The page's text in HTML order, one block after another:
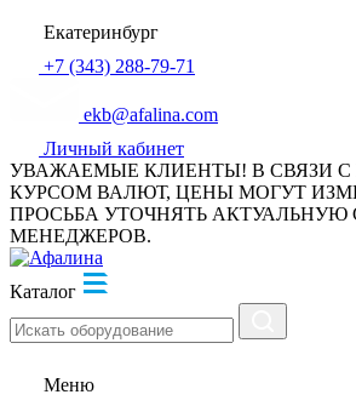
Екатеринбург
+7 (343) 288-79-71
ekb@afalina.com
Личный кабинет
УВАЖАЕМЫЕ КЛИЕНТЫ! В СВЯЗИ
КУРСОМ ВАЛЮТ, ЦЕНЫ МОГУТ
ПРОСЬБА УТОЧНЯТЬ АКТУАЛЬНУЮ
МЕНЕДЖЕРОВ.
Каталог
Меню